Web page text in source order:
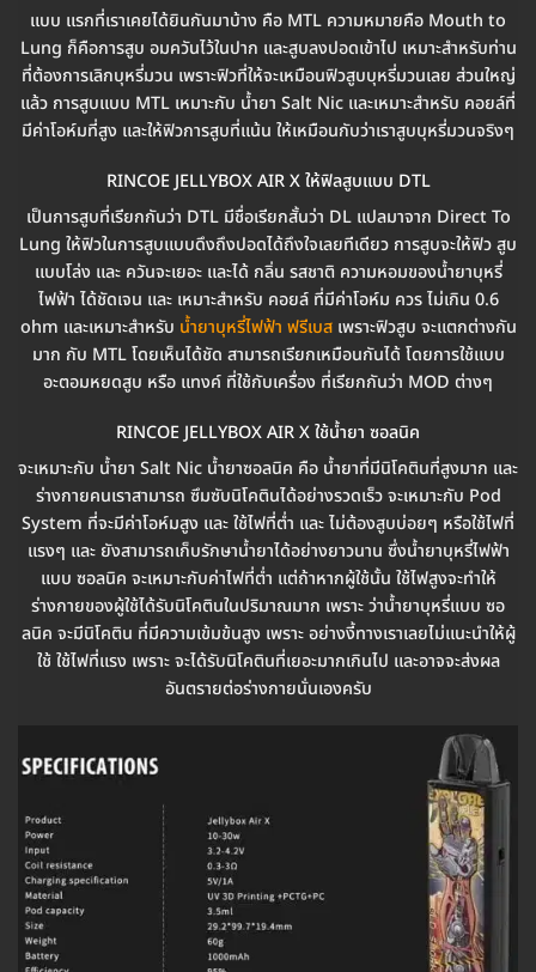
แบบ แรกที่เราเคยได้ยินกันมาบ้าง คือ MTL ความหมายคือ Mouth to
Lung ก็คือการสูบ อมควันไว้ในปาก และสูบลงปอดเข้าไป เหมาะสำหรับท่าน
ที่ต้องการเลิกบุหรี่มวน เพราะฟิวที่ให้จะเหมือนฟิวสูบบุหรี่มวนเลย ส่วนใหญ่
แล้ว การสูบแบบ MTL เหมาะกับ น้ำยา Salt Nic และเหมาะสำหรับ คอยล์ที่
มีค่าโอห์มที่สูง และให้ฟิวการสูบที่แน้น ให้เหมือนกับว่าเราสูบบุหรี่มวนจริงๆ
RINCOE JELLYBOX AIR X ให้ฟิลสูบแบบ DTL
เป็นการสูบที่เรียกกันว่า DTL มีชื่อเรียกสั้นว่า DL แปลมาจาก Direct To
Lung ให้ฟิวในการสูบแบบดึงถึงปอดได้ถึงใจเลยทีเดียว การสูบจะให้ฟิว สูบ
แบบโล่ง และ ควันจะเยอะ และได้ กลิ่น รสชาติ ความหอมของน้ำยาบุหรี่
ไฟฟ้า ได้ชัดเจน และ เหมาะสำหรับ คอยล์ ที่มีค่าโอห์ม ควร ไม่เกิน 0.6
ohm และเหมาะสำหรับ น้ำยาบุหรี่ไฟฟ้า ฟรีเบสเพราะฟิวสูบ จะแตกต่างกัน
มาก กับ MTL โดยเห็นได้ชัด สามารถเรียกเหมือนกันได้ โดยการใช้แบบ
อะตอมหยดสูบ หรือ แทงค์ ที่ใช้กับเครื่อง ที่เรียกกันว่า MOD ต่างๆ
RINCOE JELLYBOX AIR X ใช้น้ำยา ซอลนิค
จะเหมาะกับ น้ำยา Salt Nic น้ำยาซอลนิค คือ น้ำยาที่มีนิโคตินที่สูงมาก และ
ร่างกายคนเราสามารถ ซึมซับนิโคตินได้อย่างรวดเร็ว จะเหมาะกับ Pod
System ที่จะมีค่าโอห์มสูง และ ใช้ไฟที่ต่ำ และ ไม่ต้องสูบบ่อยๆ หรือใช้ไฟที่
แรงๆ และ ยังสามารถเก็บรักษาน้ำยาได้อย่างยาวนาน ซึ่งน้ำยาบุหรี่ไฟฟ้า
แบบ ซอลนิค จะเหมาะกับค่าไฟที่ต่ำ แต่ถ้าหากผู้ใช้นั้น ใช้ไฟสูงจะทำให้
ร่างกายของผู้ใช้ได้รับนิโคตินในปริมาณมาก เพราะ ว่าน้ำยาบุหรี่แบบ ซอ
ลนิค จะมีนิโคติน ที่มีความเข้มข้นสูง เพราะ อย่างงี้ทางเราเลยไม่แนะนำให้ผู้
ใช้ ใช้ไฟที่แรง เพราะ จะได้รับนิโคตินที่เยอะมากเกินไป และอาจจะส่งผล
อันตรายต่อร่างกายนั่นเองครับ